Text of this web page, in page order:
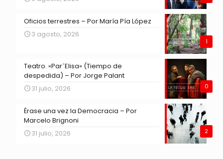
1
Oficios terrestres – Por María Pía López
3 agosto, 2026
0
Teatro. «Par´Elisa» (Tiempo de
despedida) – Por Jorge Palant
31 julio, 2026
2
Érase una vez la Democracia – Por
Marcelo Brignoni
31 julio, 2026